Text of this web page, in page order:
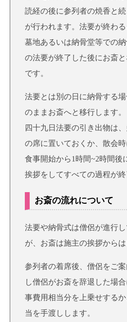
読経の後に参列者の焼香と
が行われます。法要が終わ
墓地あるいは納骨堂等での
の法要が終了した後にお斎
です。
法要とは別の日に納骨する
のままお斎へと移行します。
四十九日法要の引き出物は
の席に置いておくか、散会時
食事開始から1時間~2時間後
挨拶をしてすべての過程が終
お斎の流れについて
法要や納骨式は僧侶が進行
が、お斎は施主の挨拶からは
参列者の着席後、僧侶をご
し僧侶がお斎を辞退した場
事費用相当分を上乗せする
当を手渡しします。